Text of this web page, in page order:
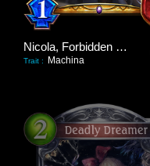
Nicola, Forbidden Strength
Trait : Machina